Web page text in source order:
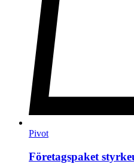
Pivot
Företagspaket